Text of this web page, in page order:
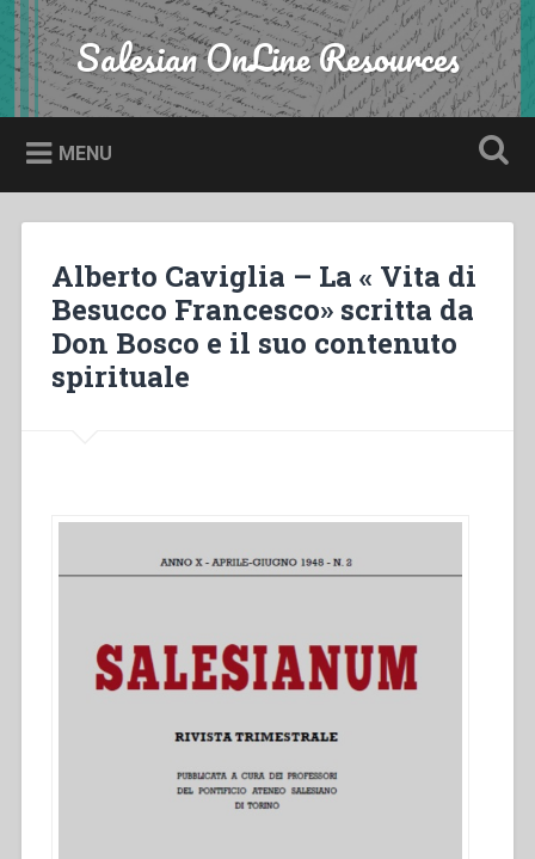
Skip
to
content
Search Salesian OnLine Resources
MENU
Alberto Caviglia – La « Vita di
Besucco Francesco» scritta da
Don Bosco e il suo contenuto
spirituale